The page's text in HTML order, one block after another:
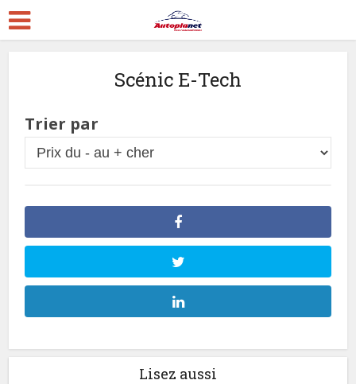
Scénic E-Tech
Trier par
Lisez aussi